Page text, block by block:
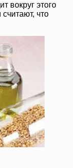
вокруг этого
что